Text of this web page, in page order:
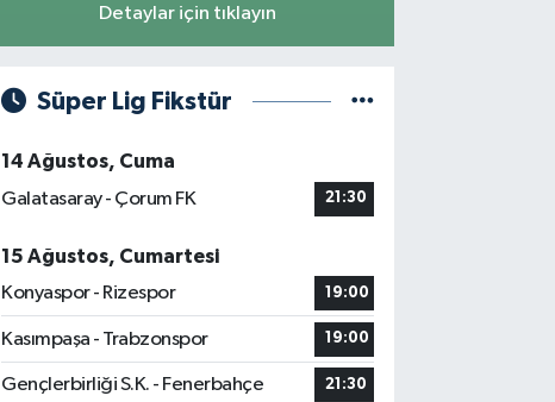
Detaylar için tıklayın
Süper Lig Fikstür
14 Ağustos, Cuma
Galatasaray - Çorum FK
21:30
15 Ağustos, Cumartesi
Konyaspor - Rizespor
19:00
Kasımpaşa - Trabzonspor 19:00
Gençlerbirliği S.K. - Fenerbahçe 21:30